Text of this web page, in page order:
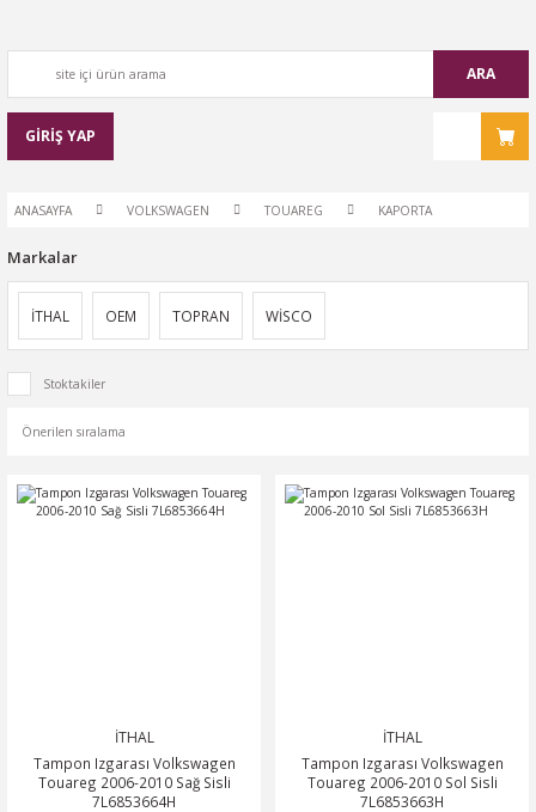
ARA
GİRİŞ YAP
ANASAYFA VOLKSWAGEN TOUAREG KAPORTA
Markalar
İTHAL OEM TOPRAN WİSCO
Stoktakiler
İTHAL
Tampon Izgarası Volkswagen
Touareg 2006-2010 Sağ Sisli
7L6853664H
İTHAL
Tampon Izgarası Volkswagen
Touareg 2006-2010 Sol Sisli
7L6853663H